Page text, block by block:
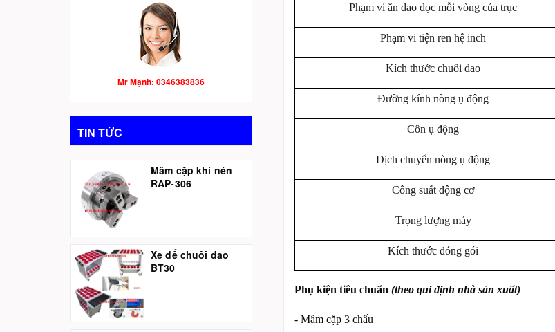
Mr Mạnh: 0346383836
TIN TỨC
Mâm cặp khí nén
RAP-306
Xe để chuôi dao
BT30
Phạm vi ăn dao dọc mỗi vòng của trục
Phạm vi tiện ren hệ inch
Kích thước chuôi dao
Đường kính nòng ụ động
Côn ụ động
Dịch chuyển nòng ụ động
Công suất động cơ
Trọng lượng máy
Kích thước đóng gói
Phụ kiện tiêu chuẩn (theo qui định nhà sản xuất)
- Mâm cặp 3 chấu